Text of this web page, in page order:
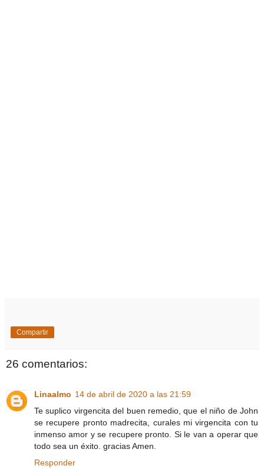
Compartir
26 comentarios:
Linaalmo 14 de abril de 2020 a las 21:59
Te suplico virgencita del buen remedio, que el niño de John
se recupere pronto madrecita, curales mi virgencita con tu
inmenso amor y se recupere pronto. Si le van a operar que
todo sea un éxito. gracias Amen.
Responder